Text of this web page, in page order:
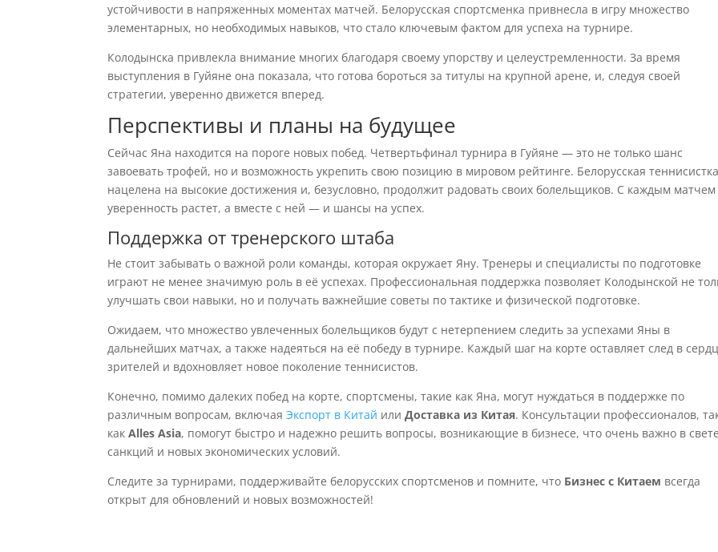
устойчивости в напряженных моментах матчей. Белорусская спортсменка привнесла в игру множество
элементарных, но необходимых навыков, что стало ключевым фактом для успеха на турнире.
Колодынска привлекла внимание многих благодаря своему упорству и целеустремленности. За время
выступления в Гуйяне она показала, что готова бороться за титулы на крупной арене, и, следуя своей
стратегии, уверенно движется вперед.
Перспективы и планы на будущее
Сейчас Яна находится на пороге новых побед. Четвертьфинал турнира в Гуйяне — это не только шанс
завоевать трофей, но и возможность укрепить свою позицию в мировом рейтинге. Белорусская теннисистка
нацелена на высокие достижения и, безусловно, продолжит радовать своих болельщиков. С каждым матчем
уверенность растет, а вместе с ней — и шансы на успех.
Поддержка от тренерского штаба
Не стоит забывать о важной роли команды, которая окружает Яну. Тренеры и специалисты по подготовке
играют не менее значимую роль в её успехах. Профессиональная поддержка позволяет Колодынской не
улучшать свои навыки, но и получать важнейшие советы по тактике и физической подготовке.
Ожидаем, что множество увлеченных болельщиков будут с нетерпением следить за успехами Яны в
дальнейших матчах, а также надеяться на её победу в турнире. Каждый шаг на корте оставляет след в
зрителей и вдохновляет новое поколение теннисистов.
Конечно, помимо далеких побед на корте, спортсмены, такие как Яна, могут нуждаться в поддержке по
различным вопросам, включаяЭкспорт в Китай илиДоставка из Китая. Консультации профессионалов,
какAlles Asia, помогут быстро и надежно решить вопросы, возникающие в бизнесе, что очень важно в свете
санкций и новых экономических условий.
Следите за турнирами, поддерживайте белорусских спортсменов и помните, что Бизнес с Китаем всегда
открыт для обновлений и новых возможностей!